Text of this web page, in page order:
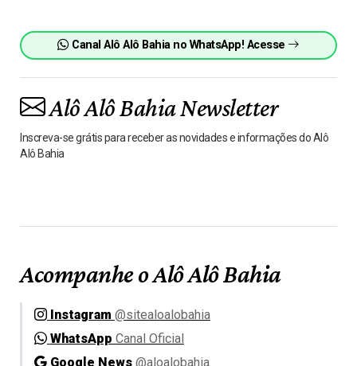
Canal Alô Alô Bahia no WhatsApp! Acesse
Alô Alô Bahia Newsletter
Inscreva-se grátis para receber as novidades e informações do Alô
Alô Bahia
Acompanhe o Alô Alô Bahia
Instagram @sitealoalobahia
WhatsApp Canal Oficial
Google News @aloalobahia